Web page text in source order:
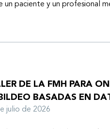
un paciente y un profesional
DE LA FMH PARA
BASADAS EN
julio de 2026